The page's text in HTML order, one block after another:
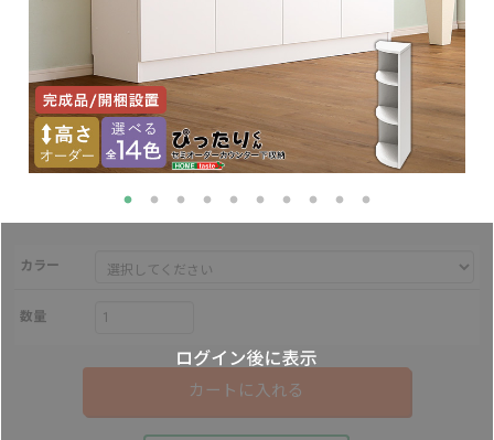
カラー
数量
カートに入れる